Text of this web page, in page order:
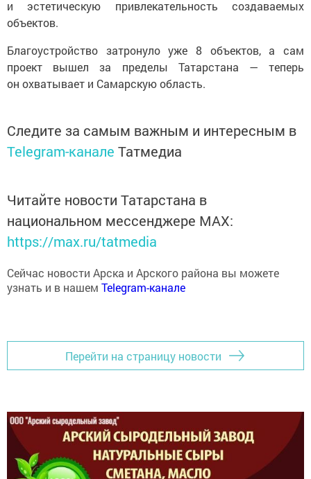
объектов.
проект вышел за пределы Татарстана — теперь
он охватывает и Самарскую область.
Telegram-каналеТатмедиа
национальном мессенджере MАХ:
https://max.ru/tatmedia
узнать и в нашемTelegram-канале
Перейти на страницу новости